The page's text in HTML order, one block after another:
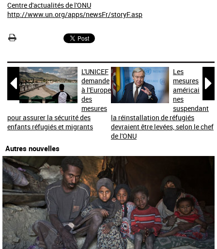
Centre d'actualités de l'ONU
http://www.un.org/apps/newsFr/storyF.asp

L'UNICEF
demande
à l'Europe
des
mesures
pour assurer la sécurité des
enfants réfugiés et migrants

Les
mesures
américai
nes
suspendant
la réinstallation de réfugiés
devraient être levées, selon le chef
de l'ONU
Autres nouvelles